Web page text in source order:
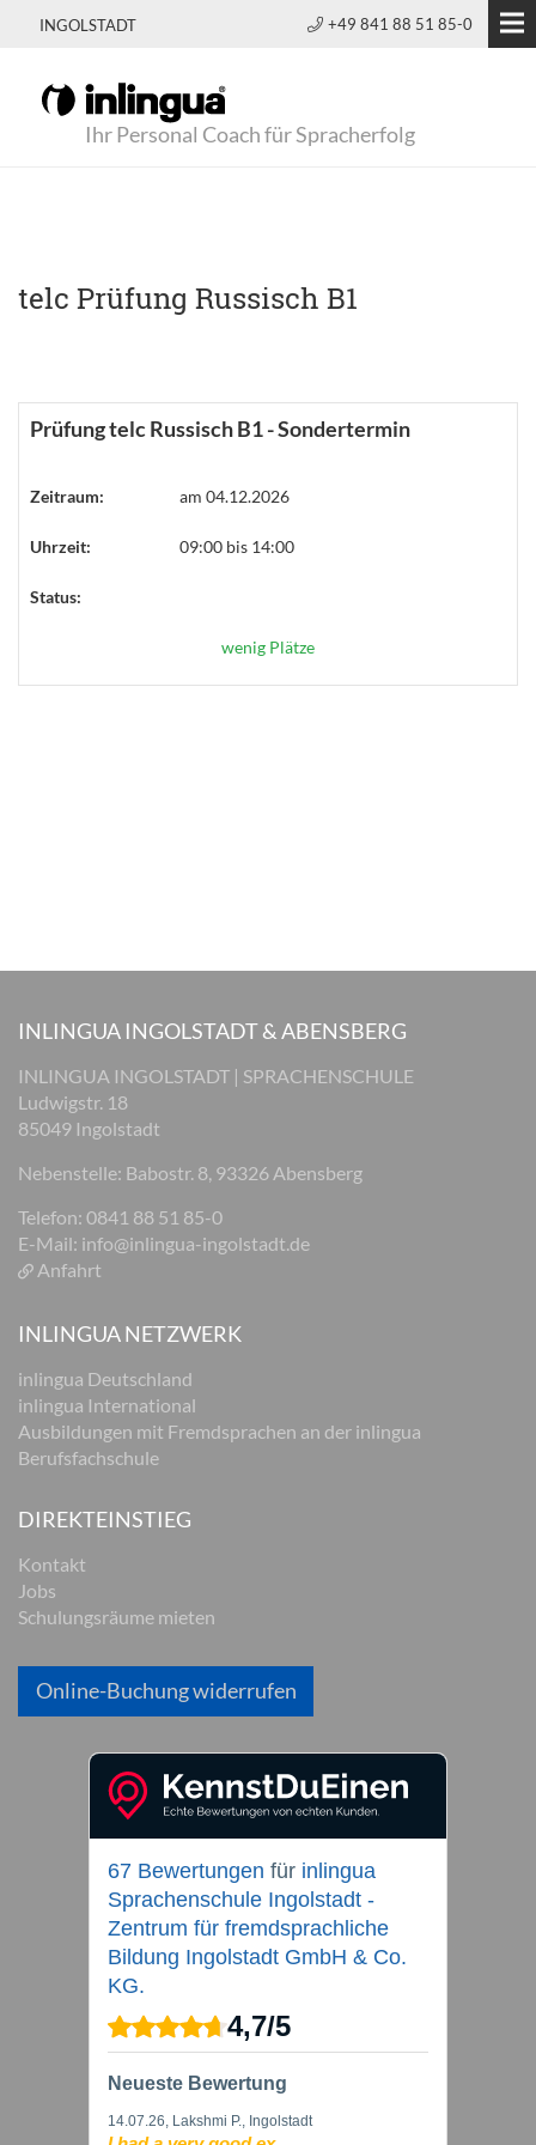
INGOLSTADT +49 841 88 51 85-0
Ihr Personal Coach für Spracherfolg
telc Prüfung Russisch B1
Prüfung telc Russisch B1 - Sondertermin
Zeitraum: am 04.12.2026
Uhrzeit: 09:00 bis 14:00
Status:
wenig Plätze
INLINGUA INGOLSTADT & ABENSBERG
INLINGUA INGOLSTADT | SPRACHENSCHULE
Ludwigstr. 18
85049 Ingolstadt
Nebenstelle: Babostr. 8, 93326 Abensberg
Telefon: 0841 88 51 85-0
E-Mail: info@inlingua-ingolstadt.de
Anfahrt
INLINGUA NETZWERK
inlingua Deutschland
inlingua International
Ausbildungen mit Fremdsprachen an der inlingua
Berufsfachschule
DIREKTEINSTIEG
Kontakt
Jobs
Schulungsräume mieten
Online-Buchung widerrufen
67 Bewertungen für inlingua
Sprachenschule Ingolstadt -
Zentrum für fremdsprachliche
Bildung Ingolstadt GmbH & Co.
KG.
4,7/5
Neueste Bewertung
14.07.26, Lakshmi P., Ingolstadt